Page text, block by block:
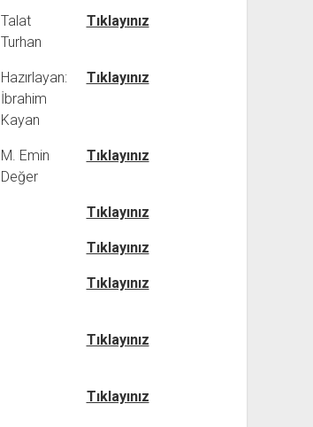
Talat
Turhan
Tıklayınız
Hazırlayan:
İbrahim
Kayan
Tıklayınız
M. Emin
Değer
Tıklayınız
Tıklayınız
Tıklayınız
Tıklayınız
Tıklayınız
Tıklayınız